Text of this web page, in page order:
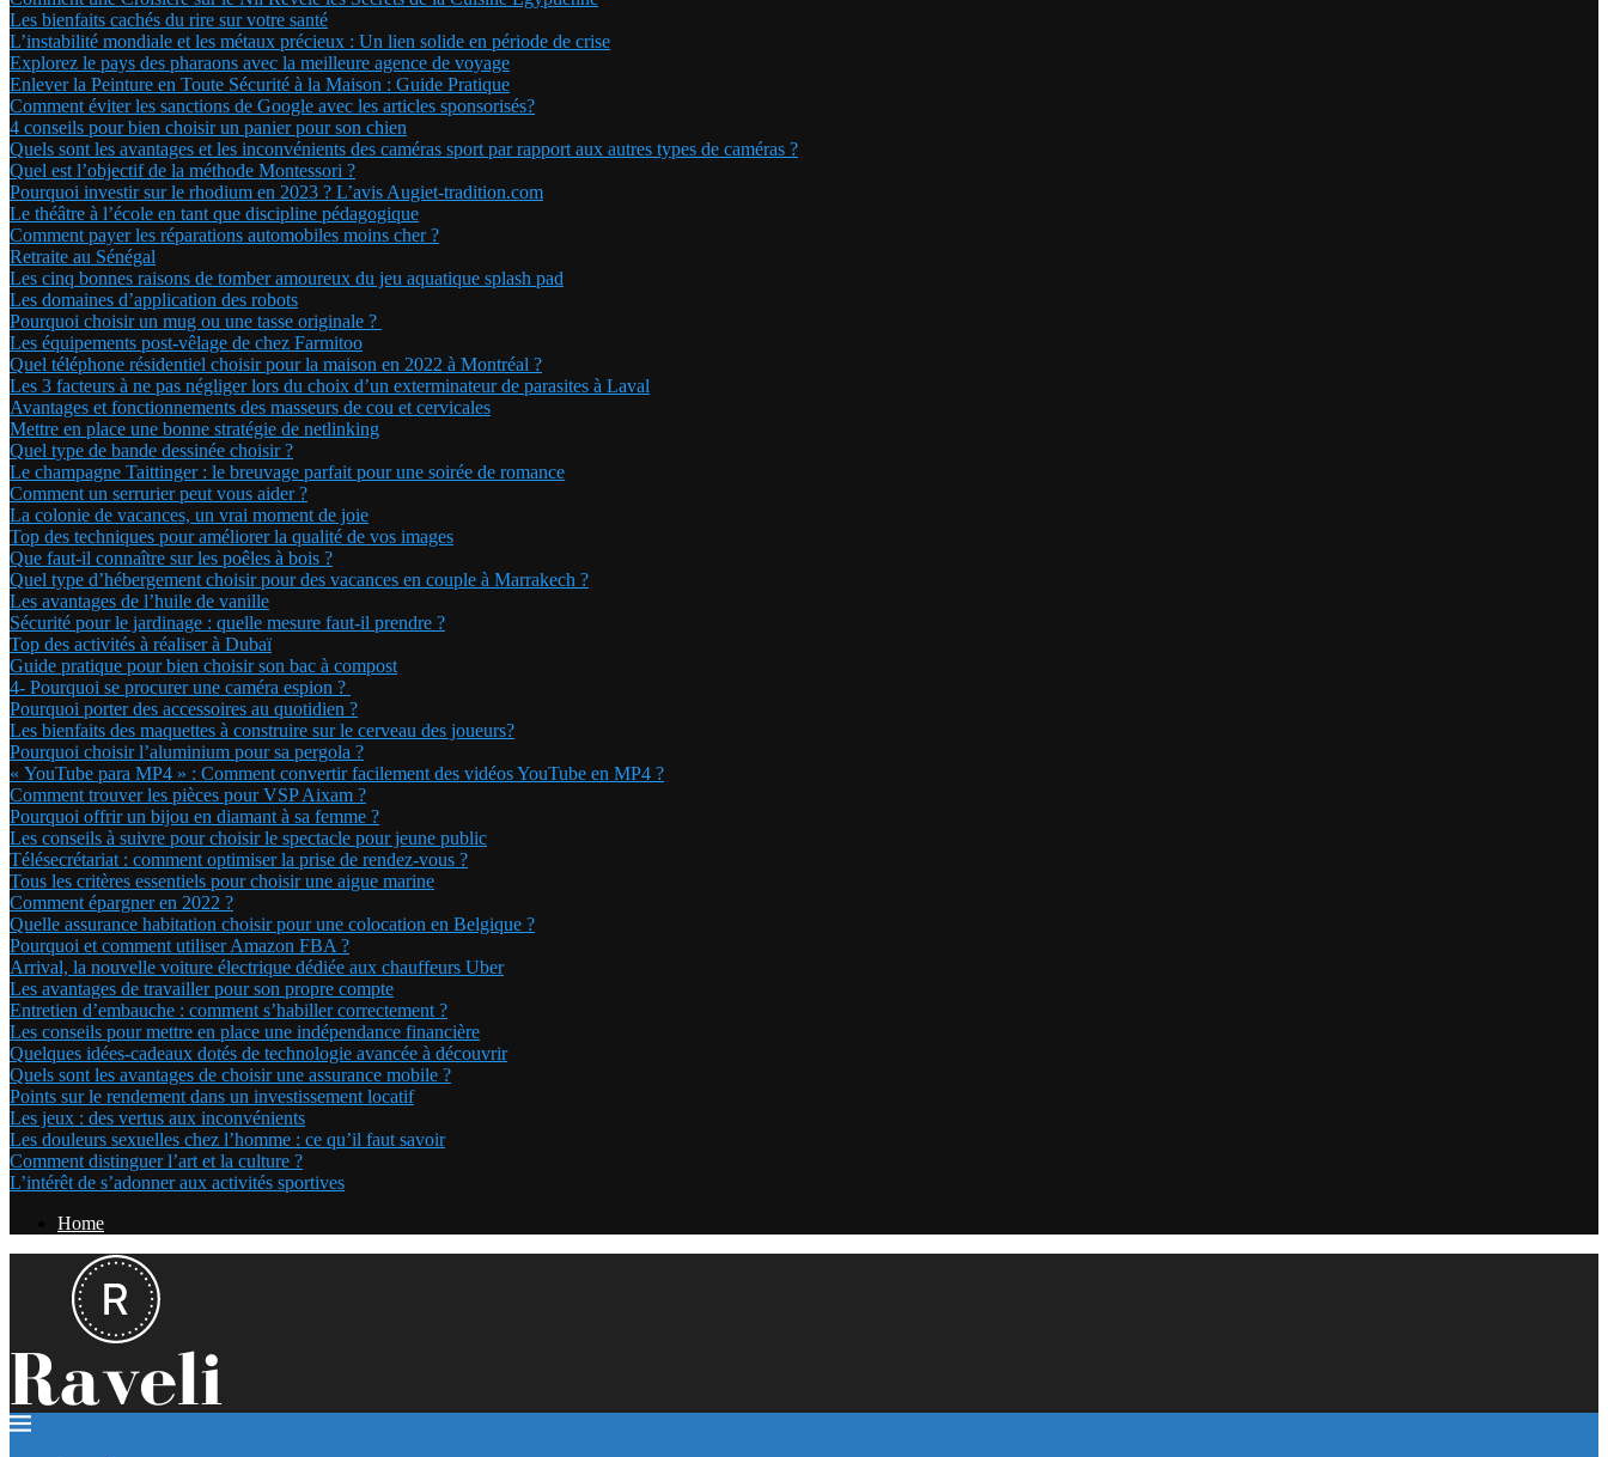
Les bienfaits cachés du rire sur votre santé
L’instabilité mondiale et les métaux précieux : Un lien solide en période de crise
Explorez le pays des pharaons avec la meilleure agence de voyage
Enlever la Peinture en Toute Sécurité à la Maison : Guide Pratique
Comment éviter les sanctions de Google avec les articles sponsorisés?
4 conseils pour bien choisir un panier pour son chien
Quels sont les avantages et les inconvénients des caméras sport par rapport aux autres types de caméras ?
Quel est l’objectif de la méthode Montessori ?
Pourquoi investir sur le rhodium en 2023 ? L’avis Augiet-tradition.com
Le théâtre à l’école en tant que discipline pédagogique
Comment payer les réparations automobiles moins cher ?
Retraite au Sénégal
Les cinq bonnes raisons de tomber amoureux du jeu aquatique splash pad
Les domaines d’application des robots
Pourquoi choisir un mug ou une tasse originale ?
Les équipements post-vêlage de chez Farmitoo
Quel téléphone résidentiel choisir pour la maison en 2022 à Montréal ?
Les 3 facteurs à ne pas négliger lors du choix d’un exterminateur de parasites à Laval
Avantages et fonctionnements des masseurs de cou et cervicales
Mettre en place une bonne stratégie de netlinking
Quel type de bande dessinée choisir ?
Le champagne Taittinger : le breuvage parfait pour une soirée de romance
Comment un serrurier peut vous aider ?
La colonie de vacances, un vrai moment de joie
Top des techniques pour améliorer la qualité de vos images
Que faut-il connaître sur les poêles à bois ?
Quel type d’hébergement choisir pour des vacances en couple à Marrakech ?
Les avantages de l’huile de vanille
Sécurité pour le jardinage : quelle mesure faut-il prendre ?
Top des activités à réaliser à Dubaï
Guide pratique pour bien choisir son bac à compost
4- Pourquoi se procurer une caméra espion ?
Pourquoi porter des accessoires au quotidien ?
Les bienfaits des maquettes à construire sur le cerveau des joueurs?
Pourquoi choisir l’aluminium pour sa pergola ?
« YouTube para MP4 » : Comment convertir facilement des vidéos YouTube en MP4 ?
Comment trouver les pièces pour VSP Aixam ?
Pourquoi offrir un bijou en diamant à sa femme ?
Les conseils à suivre pour choisir le spectacle pour jeune public
Télésecrétariat : comment optimiser la prise de rendez-vous ?
Tous les critères essentiels pour choisir une aigue marine
Comment épargner en 2022 ?
Quelle assurance habitation choisir pour une colocation en Belgique ?
Pourquoi et comment utiliser Amazon FBA ?
Arrival, la nouvelle voiture électrique dédiée aux chauffeurs Uber
Les avantages de travailler pour son propre compte
Entretien d’embauche : comment s’habiller correctement ?
Les conseils pour mettre en place une indépendance financière
Quelques idées-cadeaux dotés de technologie avancée à découvrir
Quels sont les avantages de choisir une assurance mobile ?
Points sur le rendement dans un investissement locatif
Les jeux : des vertus aux inconvénients
Les douleurs sexuelles chez l’homme : ce qu’il faut savoir
Comment distinguer l’art et la culture ?
L’intérêt de s’adonner aux activités sportives
Home